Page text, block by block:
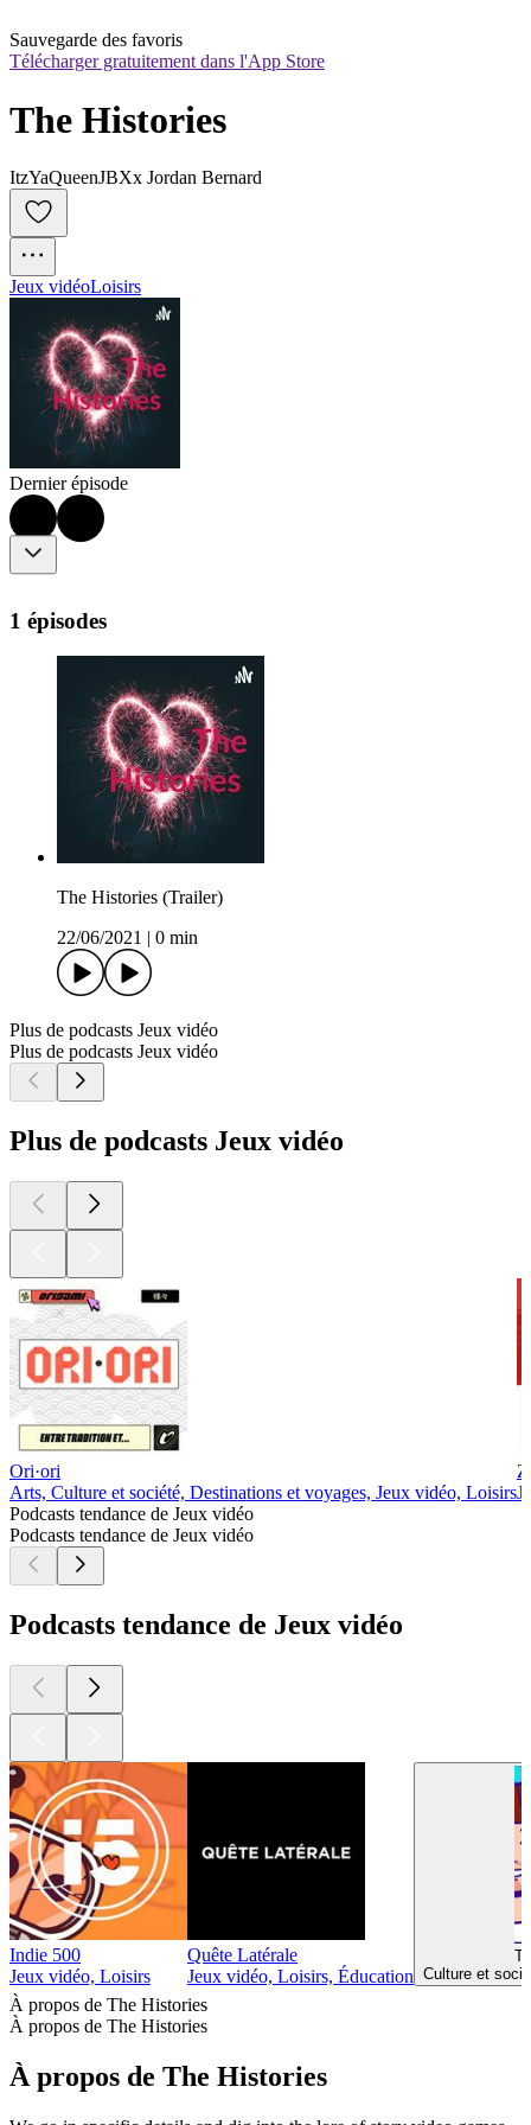
Sauvegarde des favoris
Télécharger gratuitement dans l'App Store
The Histories
ItzYaQueenJBXx Jordan Bernard
Jeux vidéoLoisirs
Dernier épisode
1 épisodes
The Histories (Trailer)
22/06/2021
0 min
Plus de podcasts Jeux vidéo
Plus de podcasts Jeux vidéo
Plus de podcasts Jeux vidéo
Ori·ori
Arts, Culture et société, Destinations et voyages, Jeux vidéo, Loisirs
Podcasts tendance de Jeux vidéo
Podcasts tendance de Jeux vidéo
Podcasts tendance de Jeux vidéo
Indie 500
Jeux vidéo, Loisirs
Quête Latérale
Jeux vidéo, Loisirs, Éducation Culture et
À propos de The Histories
À propos de The Histories
À propos de The Histories